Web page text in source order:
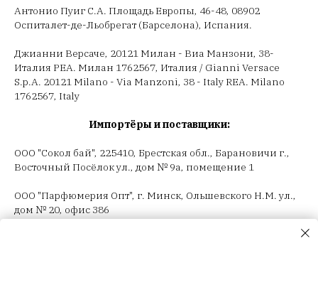
Антонио Пуиг С.А. Площадь Европы, 46-48, 08902
Оспиталет-де-Льобрегат (Барселона), Испания.
Джианни Версаче, 20121 Милан - Виа Манзони, 38-
Италия РЕА. Милан 1762567, Италия / Gianni Versace
S.p.A. 20121 Milano - Via Manzoni, 38 - Italy REA. Milano
1762567, Italy
Импортёры и поставщики:
ООО "Сокол бай", 225410, Брестская обл., Барановичи г.,
Восточный Посёлок ул., дом № 9а, помещение 1
ООО "Парфюмерия Опт", г. Минск, Ольшевского Н.М. ул.,
дом № 20, офис 386